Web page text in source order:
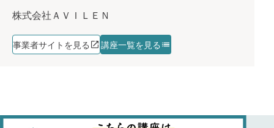
株式会社ＡＶＩＬＥＮ
事業者サイトを見る 講座一覧を見る